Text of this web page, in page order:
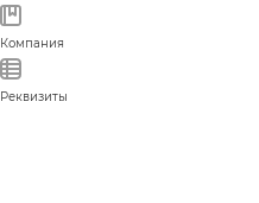
Компания
Реквизиты